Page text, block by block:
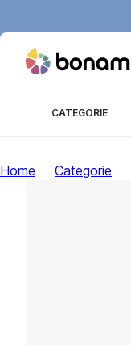
CATEGORIE
Home Categorie